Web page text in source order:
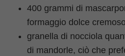
400 grammi di
formaggio dolce
granella di nocciola
di mandorle, ciò che